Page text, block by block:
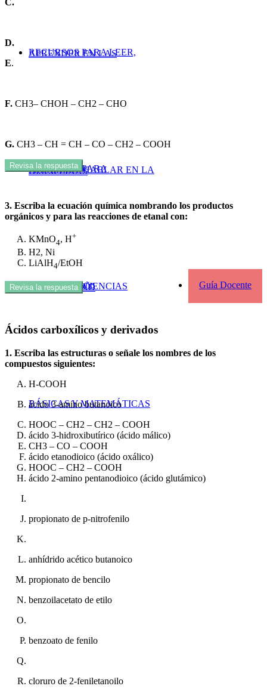
APRENDER EN LAS
DISCIPLINAS
RECURSOS PARA LEER,
ESCRIBIR Y HABLAR EN LA
UNIVERSIDAD
RECURSOS PARA
APRENDER CIENCIAS
BÁSICAS Y MATEMÁTICAS
Guía Docente
Kit de primer año
C.
D.
E.
F. CH3– CHOH – CH2 – CHO
G. CH3 – CH = CH – CO – CH2 – COOH
Revisa la respuesta
3. Escriba la ecuación química nombrando los productos
orgánicos y para las reacciones de etanal con:
KMnO4, H+
H2, Ni
LiAlH4/EtOH
Revisa la respuesta
Ácidos carboxílicos y derivados
1. Escriba las estructuras o señale los nombres de los
compuestos siguientes:
H-COOH
ácido 3-amino butanoico
HOOC – CH2 – CH2 – COOH
ácido 3-hidroxibutírico (ácido málico)
CH3 – CO – COOH
ácido etanodioico (ácido oxálico)
HOOC – CH2 – COOH
ácido 2-amino pentanodioico (ácido glutámico)
propionato de p-nitrofenilo
anhídrido acético butanoico
propionato de bencilo
benzoilacetato de etilo
benzoato de fenilo
cloruro de 2-feniletanoilo